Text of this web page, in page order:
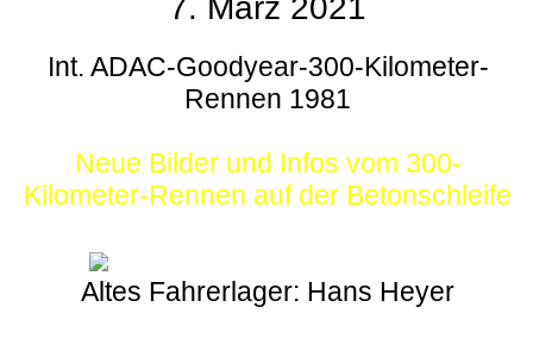
7. März 2021
Int. ADAC-Goodyear-300-Kilometer-
Rennen 1981
Neue Bilder und Infos vom 300-
Kilometer-Rennen auf der Betonschleife
Altes Fahrerlager: Hans Heyer